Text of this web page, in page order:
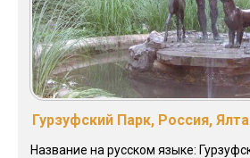
Гурзуфский Парк, Россия, Ялта
Название на русском языке: